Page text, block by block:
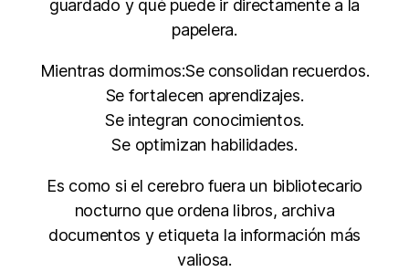
guardado y qué puede ir directamente a la
papelera.
Mientras dormimos:Se consolidan recuerdos.
Se fortalecen aprendizajes.
Se integran conocimientos.
Se optimizan habilidades.
Es como si el cerebro fuera un bibliotecario
nocturno que ordena libros, archiva
documentos y etiqueta la información más
valiosa.